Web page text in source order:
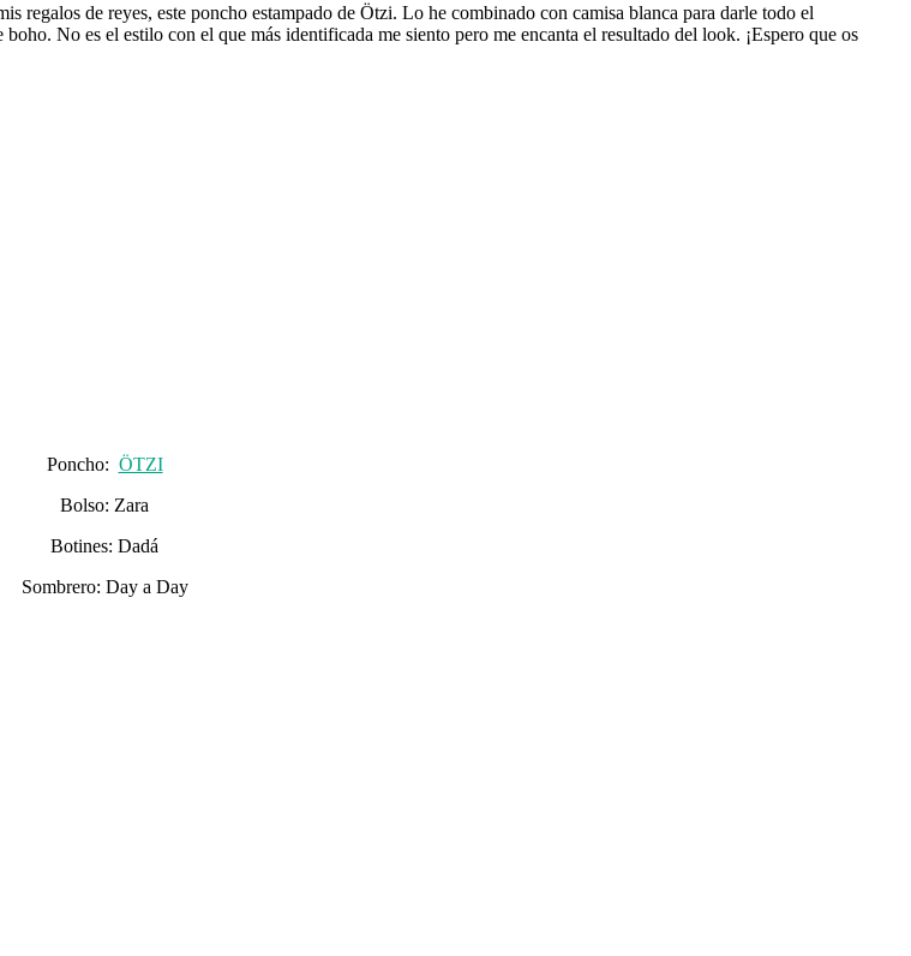
regalos de reyes, este poncho estampado de Ötzi. Lo he combinado con camisa blanca para darle todo el
No es el estilo con el que más identificada me siento pero me encanta el resultado del look. ¡Espero que os
Poncho: ÖTZI
Bolso: Zara
Botines: Dadá
Sombrero: Day a Day